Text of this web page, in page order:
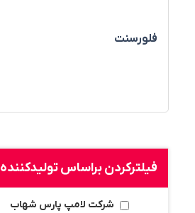
فلورسنت
فیلترکردن براساس تولید‌کننده
شرکت لامپ پارس شهاب